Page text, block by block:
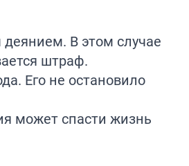
В этом случае
штраф.
Его не остановило
может спасти жизнь